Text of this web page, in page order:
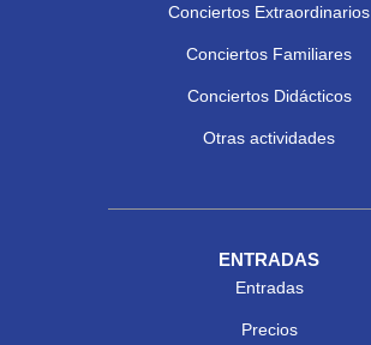
Conciertos Extraordinarios
Conciertos Familiares
Conciertos Didácticos
Otras actividades
ENTRADAS
Entradas
Precios